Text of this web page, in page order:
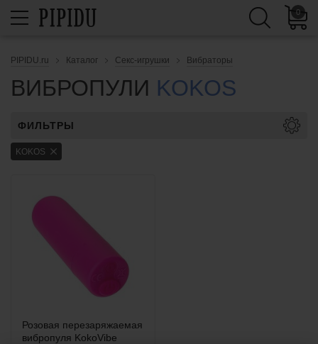
0
PIPIDU.ru Каталог Секс-игрушки Вибраторы
ВИБРОПУЛИ KOKOS
ФИЛЬТРЫ
KOKOS
Розовая перезаряжаемая
вибропуля KokoVibe